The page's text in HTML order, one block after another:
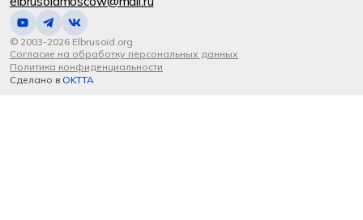
© 2003-2026 Elbrusoid.org
Согласие на обработку персональных данных
Политика конфиденциальности
Сделано в OKTTA